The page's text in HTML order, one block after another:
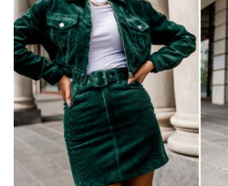
możliwości wyboru. Jeśli chcesz
trendyzwiązane z tym
koniecznie zapoznaj się z
Spódnice hurt w
długościach
Tegoroczny sezon wiosna/lato
należał do krótkich spódnic